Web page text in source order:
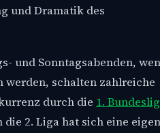
und Dramatik des
und Sonntagsabenden,
werden, schalten zahlreiche
durch die 1.
2. Liga hat sich eine